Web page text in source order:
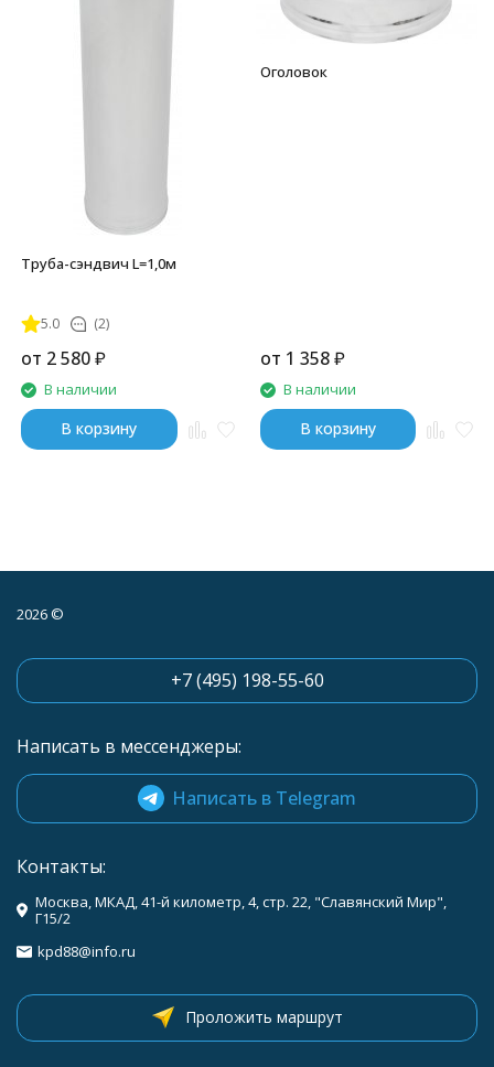
Труба-сэндвич L=1,0м
5.0 (2)
от 2 580₽
В наличии
В корзину
Оголовок
от 1 358 ₽
В наличии
В корзину
2026 ©
+7 (495) 198-55-60
Написать в мессенджеры:
Написать в Telegram
Контакты:
Москва, МКАД, 41-й километр, 4, стр. 22, "Славянский Мир",
Г15/2
kpd88@info.ru
Проложить маршрут